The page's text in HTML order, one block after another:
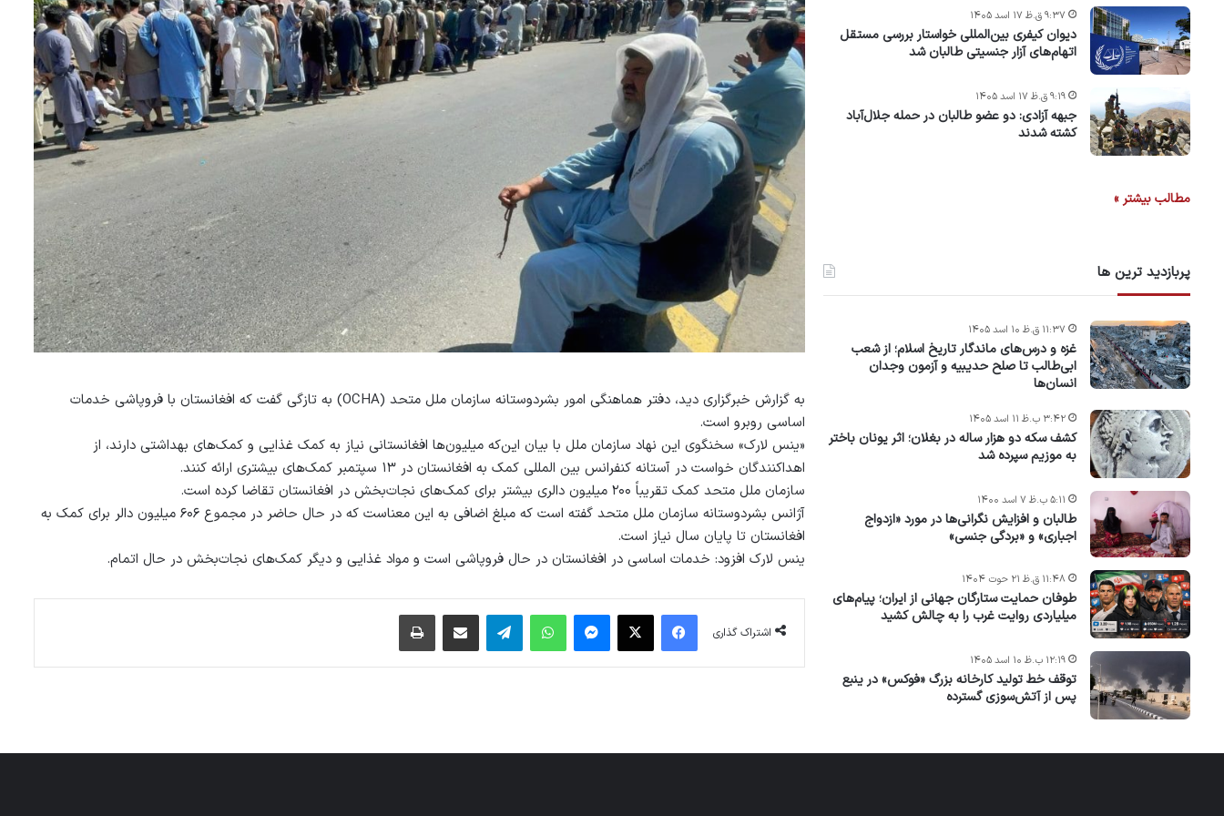
به گزارش خبرگزاری دید، دفتر هماهنگی امور بشردوستانه سازمان ملل متحد (OCHA) به تازگی گفت که افغانستان با فروپاشی خدمات
اساسی روبرو است.
«ینس لارک» سخنگوی این نهاد سازمان ملل با بیان این‌که میلیون‌ها افغانستانی نیاز به کمک غذایی و کمک‌های بهداشتی دارند، از
اهداکنندگان خواست در آستانه کنفرانس بین المللی کمک به افغانستان در ۱۳ سپتمبر کمک‌های بیشتری ارائه کنند.
سازمان ملل متحد کمک تقریباً ۲۰۰ میلیون دالری بیشتر برای کمک‌های نجات‌بخش در افغانستان تقاضا کرده است.
آژانس بشردوستانه سازمان ملل متحد گفته است که مبلغ اضافی به این معناست که در حال حاضر در مجموع ۶۰۶ میلیون دالر برای کمک به
افغانستان تا پایان سال نیاز است.
ینس لارک افزود: خدمات اساسی در افغانستان در حال فروپاشی است و مواد غذایی و دیگر کمک‌های نجات‌بخش در حال اتمام.
اشتراک گذاری
فیس بوک X پیام رسان واتس آپ تلگرام اشتراک گذاری از طریق ایمیل چاپ
دیوان کیفری بین‌المللی خواستار بررسی مستقل
اتهام‌های آزار جنسیتی طالبان شد
۹:۳۷ ق.ظ ۱۷ اسد ۱۴۰۵
جبهه آزادی: دو عضو طالبان در حمله جلال‌آباد
کشته شدند
۹:۱۹ ق.ظ ۱۷ اسد ۱۴۰۵
مطالب بیشتر »
پربازدید ترین ها
غزه و درس‌های ماندگار تاریخ اسلام؛ از شعب
ابی‌طالب تا صلح حدیبیه و آزمون وجدان
انسان‌ها
۱۱:۳۷ ق.ظ ۱۰ اسد ۱۴۰۵
کشف سکه دو هزار ساله در بغلان؛ اثر یونان باختر
به موزیم سپرده شد
۳:۴۲ ب.ظ ۱۱ اسد ۱۴۰۵
طالبان و افزایش نگرانی‌ها در مورد «ازدواج
اجباری» و «بردگی جنسی»
۵:۱۱ ب.ظ ۷ اسد ۱۴۰۰
طوفان حمایت ستارگان جهانی از ایران؛ پیام‌های
میلیاردی روایت غرب را به چالش کشید
۱۱:۴۸ ق.ظ ۲۱ حوت ۱۴۰۴
توقف خط تولید کارخانه بزرگ «فوکس» در ینبع
پس از آتش‌سوزی گسترده
۱۲:۱۹ ب.ظ ۱۰ اسد ۱۴۰۵